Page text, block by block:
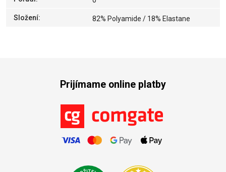
Složení: 82% Polyamide / 18% Elastane
Prijímame online platby